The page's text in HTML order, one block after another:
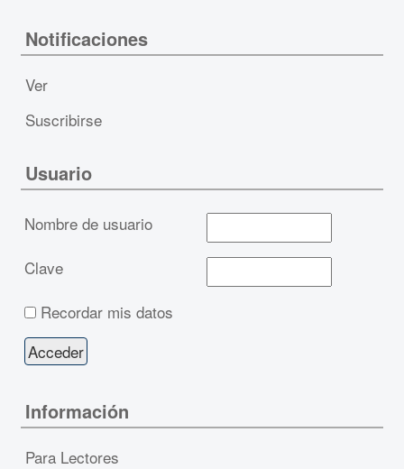
Notificaciones
Ver
Suscribirse
Usuario
Nombre de usuario
Clave
Recordar mis datos
Información
Para Lectores